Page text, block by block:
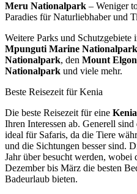
Meru Nationalpark – Weniger
Paradies für Naturliebhaber und
Weitere Parks und Schutzgebiete
Mpunguti Marine Nationalpark
Nationalpark, den Mount
Nationalpark und viele mehr​.
Beste Reisezeit für Kenia
Die beste Reisezeit für eine
Ihren Interessen ab. Generell
ideal für Safaris, da die Tiere
und die Sichtungen besser sind.
Jahr über besucht werden, wobei
Dezember bis März die besten
Badeurlaub bieten.